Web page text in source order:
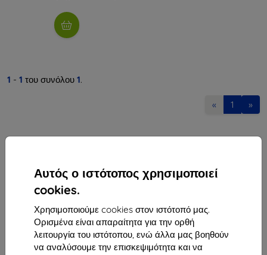
Αυτός ο ιστότοπος χρησιμοποιεί
cookies.
Χρησιμοποιούμε cookies στον ιστότοπό μας.
Ορισμένα είναι απαραίτητα για την ορθή
λειτουργία του ιστότοπου, ενώ άλλα μας βοηθούν
να αναλύσουμε την επισκεψιμότητα και να
1 - 1 του συνόλου 1.
« 1 »
Οδός Rudolfa Mocka 3750/2A
841 04 Bratislava
Αριθμός Μητρώου Εταιρείας:46701494